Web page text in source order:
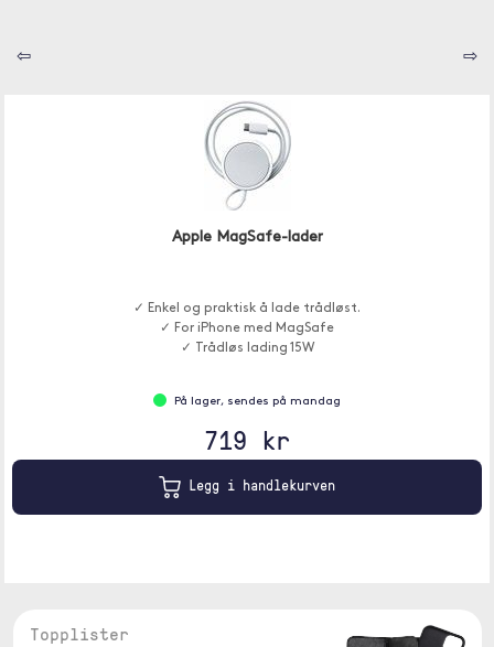
⇦ ⇨
Apple MagSafe-lader
✓ Enkel og praktisk å lade trådløst.
✓ For iPhone med MagSafe
✓ Trådløs lading 15W
På lager, sendes på mandag
719 kr
Legg i handlekurven
Topplister